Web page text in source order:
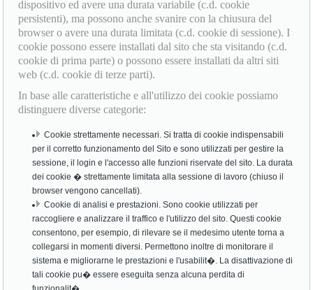
dispositivo ed avere una durata variabile (c.d. cookie
persistenti), ma possono anche svanire con la chiusura del
browser o avere una durata limitata (c.d. cookie di sessione). I
cookie possono essere installati dal sito che sta visitando (c.d.
cookie di prima parte) o possono essere installati da altri siti
web (c.d. cookie di terze parti).
In base alle caratteristiche e all'utilizzo dei cookie possiamo
distinguere diverse categorie:
Cookie strettamente necessari. Si tratta di cookie indispensabili
per il corretto funzionamento del Sito e sono utilizzati per gestire la
sessione, il login e l'accesso alle funzioni riservate del sito. La durata
dei cookie � strettamente limitata alla sessione di lavoro (chiuso il
browser vengono cancellati).
Cookie di analisi e prestazioni. Sono cookie utilizzati per
raccogliere e analizzare il traffico e l'utilizzo del sito. Questi cookie
consentono, per esempio, di rilevare se il medesimo utente torna a
collegarsi in momenti diversi. Permettono inoltre di monitorare il
sistema e migliorarne le prestazioni e l'usabilit�. La disattivazione di
tali cookie pu� essere eseguita senza alcuna perdita di